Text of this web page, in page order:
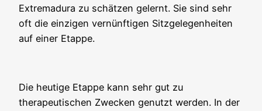
Extremadura zu schätzen gelernt. Sie sind sehr
oft die einzigen vernünftigen Sitzgelegenheiten
auf einer Etappe.
Die heutige Etappe kann sehr gut zu
therapeutischen Zwecken genutzt werden. In der